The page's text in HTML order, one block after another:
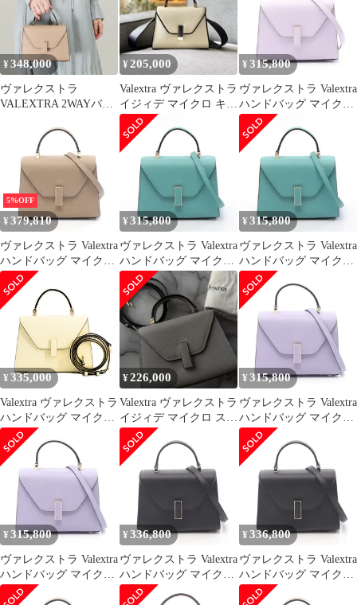
ー ハンドバッグ 斜め掛
け レザー ゴールド金具
Valextra（未使用 展示
品）
(NERO) マイクロ
¥348,000
ヴァレクストラ
VALEXTRA 2WAYバッ
WBES0022 028 LOC 99
MBC (V5E23 028
0MBC) ベージュ系
(BEIGE CACHEMIRE)
¥205,000
Valextra ヴァレクストラ
イジィデ マイクロ キア
ロスクーロ ショルダー
¥ 315,800
ヴァレクストラ Valextra
ハンドバッグ マイクロ
イジィデ WBES0022028
グリチネ・ウィステリ
アピンク レザー マイク
ロ イジィデ 2wayハン
ド レディース 新品
5%OFF
¥ 379,810
ヴァレクストラ Valextra
ハンドバッグ マイクロ
イジィデ 2WAY
WBES0022028LOC99M
O レザー 2wayハンドバ
ッグ レディース 新品
¥315,800
ヴァレクストラ Valextra
ハンドバッグ マイクロ
イジィデ
WBES0022028LOC99BC
N ブルーオーシャン レ
ザー 2wayショルダーバ
ッグ レディース 新品
¥315,800
ヴァレクストラ Valextra
ハンドバッグ マイクロ
イジィデ
WBES0022028LOC99BC
N ブルーオーシャン レ
ザー 2wayショルダーバ
ッグ レディース 新品
¥ 335,000
Valextra ヴァレクストラ
ハンドバッグ マイクロ
イジィデ
¥226,000
Valextra ヴァレクストラ
イジィデ マイクロ スト
ーングレー 2WAY
¥ 315,800
ヴァレクストラ Valextra
ハンドバッグ マイクロ
イジィデ 2WAY パープ
ル レザー イジィデ マ
イクロ レディース 未使
¥ 315,800
ヴァレクストラ Valextra
ハンドバッグ マイクロ
イジィデ 2WAY パープ
¥ 336,800
ヴァレクストラ Valextra
ハンドバッグ マイクロ
イジィデ
¥ 336,800
ヴァレクストラ Valextra
ハンドバッグ マイクロ
イジィデ